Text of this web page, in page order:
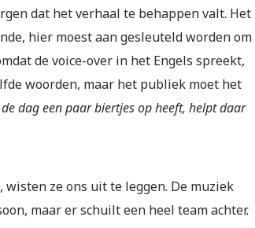
dat het verhaal te behappen valt. Het
hier moest aan gesleuteld worden om
de voice-over in het Engels spreekt,
woorden, maar het publiek moet het
dag een paar biertjes op heeft, helpt daar
ze ons uit te leggen. De muziek
maar er schuilt een heel team achter.